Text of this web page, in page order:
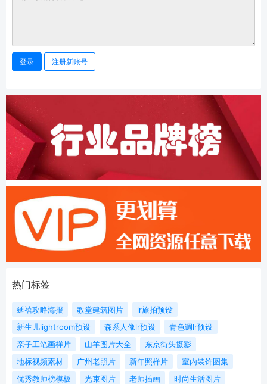
登录 注册新账号
热门标签
延禧攻略海报 教堂建筑图片
lr旅拍预设
新生儿lightroom预设
森系人像lr预设
青色调lr预设
亲子工笔画样片
山羊图片大全
东京街头摄影
地标视频素材
广州老照片 新年照样片
室内装饰图集
优秀教师榜模板
光束图片 老师插画
时尚生活图片